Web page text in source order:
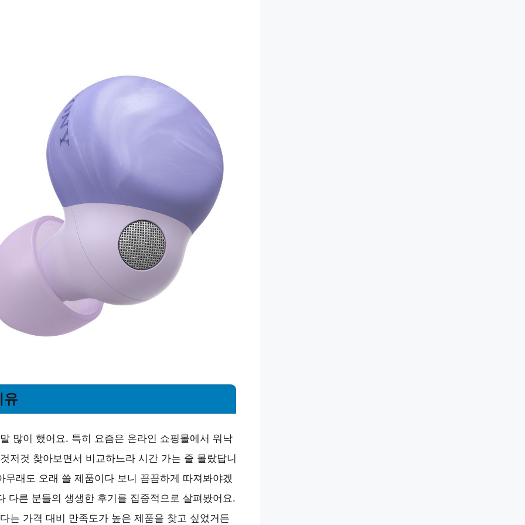
유
많이 했어요. 특히 요즘은 온라인 쇼핑몰에서 워낙
저것 찾아보면서 비교하느라 시간 가는 줄 몰랐답니
래도 오래 쓸 제품이다 보니 꼼꼼하게 따져봐야겠
다른 분들의 생생한 후기를 집중적으로 살펴봤어요.
는 가격 대비 만족도가 높은 제품을 찾고 싶었거든